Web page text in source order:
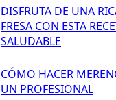
DISFRUTA DE UNA
FRESA CON ESTA
SALUDABLE
CÓMO HACER
UN PROFESIONAL